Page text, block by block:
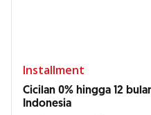
Installment
Cicilan 0% hingga 12
Indonesia